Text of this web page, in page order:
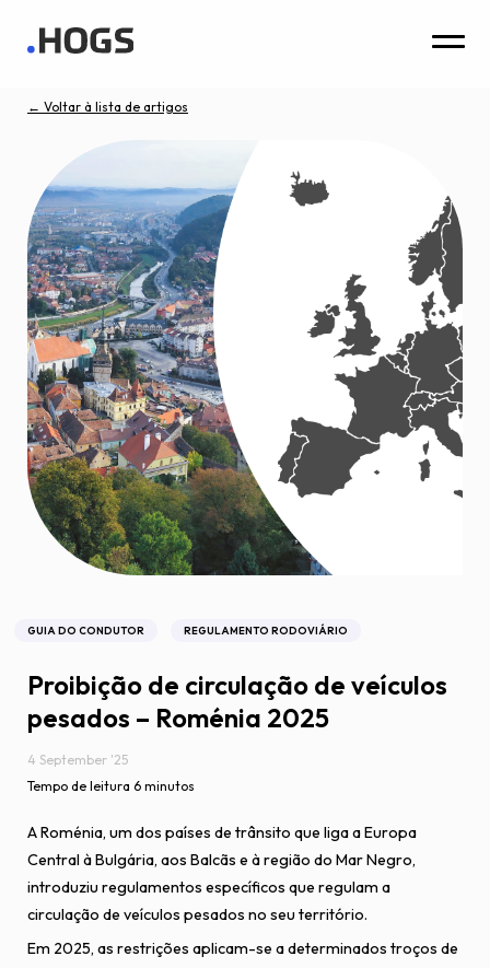
← Voltar à lista de artigos
GUIA DO CONDUTOR REGULAMENTO RODOVIÁRIO
Proibição de circulação de veículos
pesados – Roménia 2025
4 September '25
Tempo de leitura 6 minutos
A Roménia, um dos países de trânsito que liga a Europa
Central à Bulgária, aos Balcãs e à região do Mar Negro,
introduziu regulamentos específicos que regulam a
circulação de veículos pesados no seu território.
Em 2025, as restrições aplicam-se a determinados troços de